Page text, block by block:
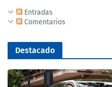
Entradas
Comentarios
Destacado